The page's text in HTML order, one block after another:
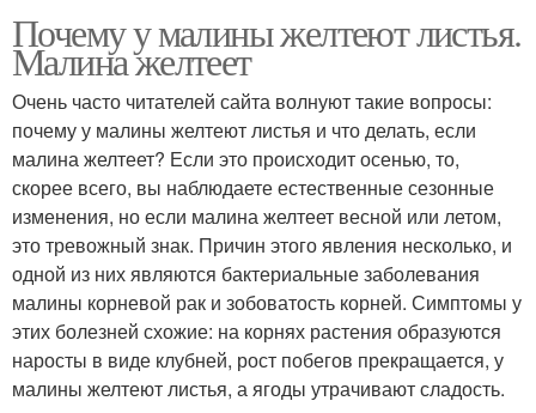
Почему у малины желтеют листья.
Малина желтеет
Очень часто читателей сайта волнуют такие вопросы:
почему у малины желтеют листья и что делать, если
малина желтеет? Если это происходит осенью, то,
скорее всего, вы наблюдаете естественные сезонные
изменения, но если малина желтеет весной или летом,
это тревожный знак. Причин этого явления несколько, и
одной из них являются бактериальные заболевания
малины корневой рак и зобоватость корней. Симптомы у
этих болезней схожие: на корнях растения образуются
наросты в виде клубней, рост побегов прекращается, у
малины желтеют листья, а ягоды утрачивают сладость.